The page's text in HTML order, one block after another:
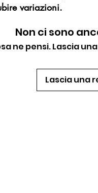
variazioni.
Non ci sono
ne pensi. Lascia
Lascia una